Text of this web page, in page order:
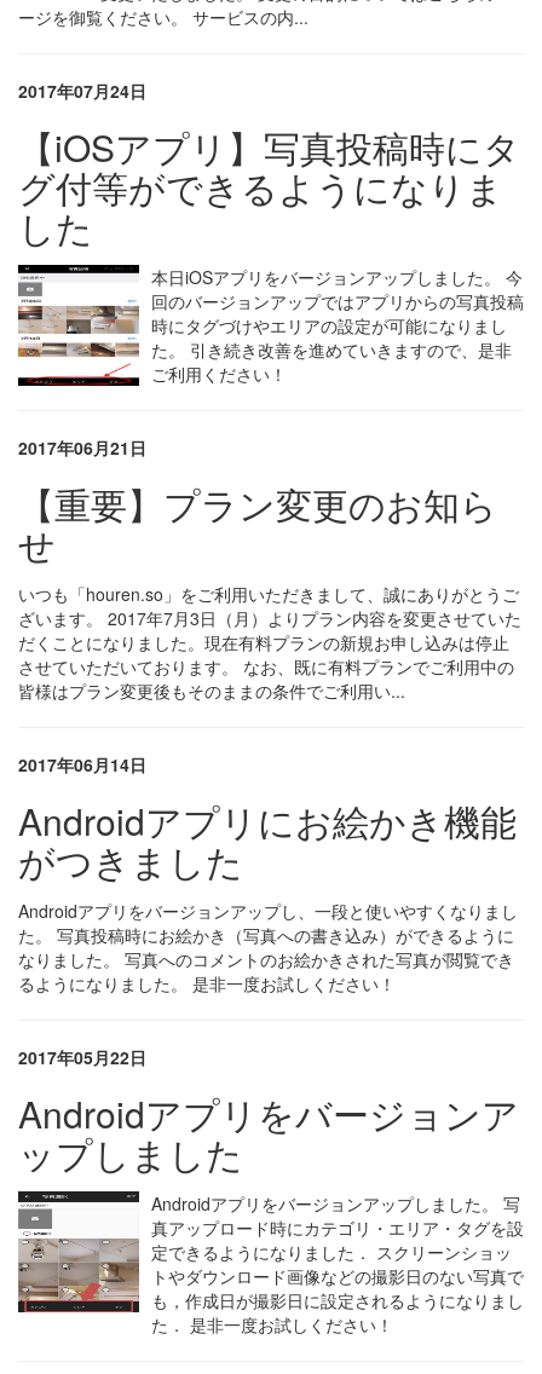
ージを御覧ください。 サービスの内...
2017年07月24日
【iOSアプリ】写真投稿時にタ
グ付等ができるようになりま
した
本日iOSアプリをバージョンアップしました。 今
回のバージョンアップではアプリからの写真投稿
時にタグづけやエリアの設定が可能になりまし
た。 引き続き改善を進めていきますので、是非
ご利用ください！
2017年06月21日
【重要】プラン変更のお知ら
せ
いつも「houren.so」をご利用いただきまして、誠にありがとうご
ざいます。 2017年7月3日（月）よりプラン内容を変更させていた
だくことになりました。現在有料プランの新規お申し込みは停止
させていただいております。 なお、既に有料プランでご利用中の
皆様はプラン変更後もそのままの条件でご利用い...
2017年06月14日
Androidアプリにお絵かき機能
がつきました
Androidアプリをバージョンアップし、一段と使いやすくなりまし
た。 写真投稿時にお絵かき（写真への書き込み）ができるように
なりました。 写真へのコメントのお絵かきされた写真が閲覧でき
るようになりました。 是非一度お試しください！
2017年05月22日
Androidアプリをバージョンア
ップしました
Androidアプリをバージョンアップしました。 写
真アップロード時にカテゴリ・エリア・タグを設
定できるようになりました． スクリーンショッ
トやダウンロード画像などの撮影日のない写真で
も，作成日が撮影日に設定されるようになりまし
た． 是非一度お試しください！